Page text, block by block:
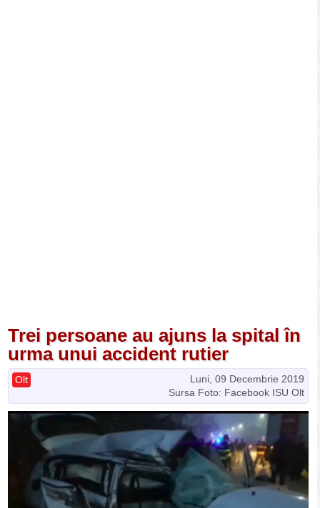
Trei persoane au ajuns la spital în
urma unui accident rutier
Luni, 09 Decembrie 2019
Olt
Sursa Foto: Facebook ISU Olt